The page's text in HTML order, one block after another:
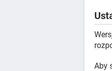
Aby